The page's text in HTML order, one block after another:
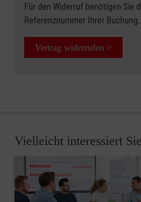
Für den Widerruf benötigen Sie
Referenznummer Ihrer Buchung.
Vertrag widerrufen >
Vielleicht interessiert